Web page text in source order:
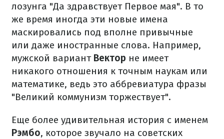
лозунга "Да здравствует Первое мая". В то
же время иногда эти новые имена
маскировались под вполне привычные
или даже иностранные слова. Например,
мужской вариант Вектор не имеет
никакого отношения к точным наукам или
математике, ведь это аббревиатура фразы
"Великий коммунизм торжествует".
Еще более удивительная история с именем
Рэмбо, которое звучало на советских